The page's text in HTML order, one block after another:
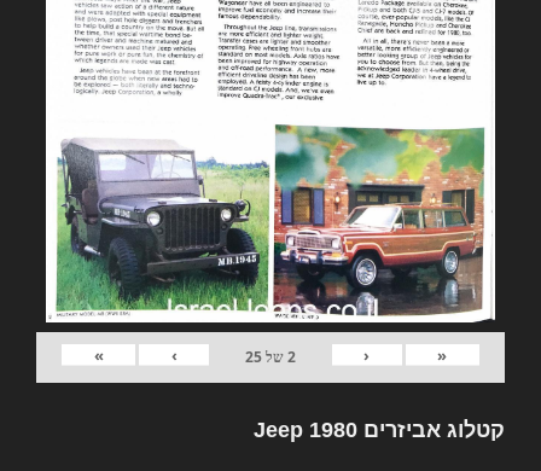
«
‹
2של25
›
»
קטלוג אביזרים Jeep 1980